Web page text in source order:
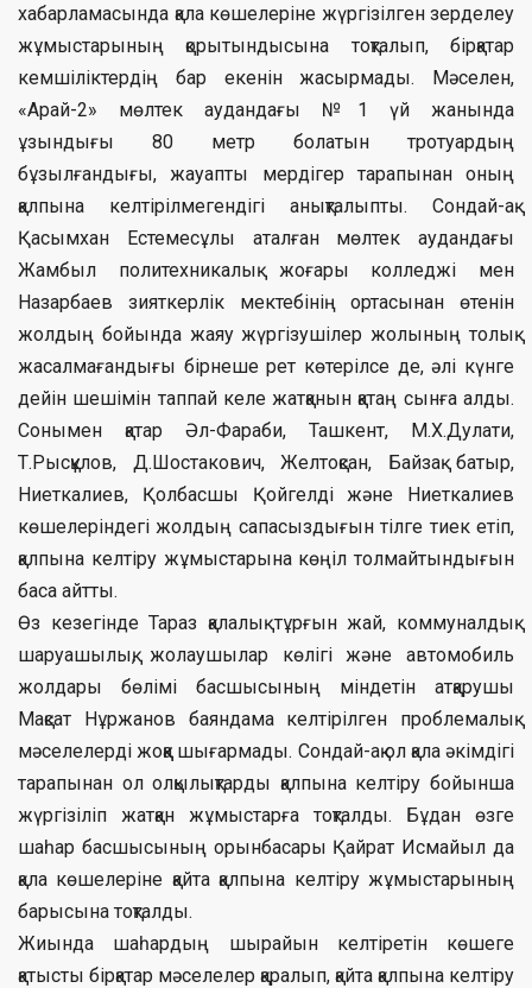
хабарламасында қала көшелеріне жүргізілген зерделеу
жұмыстарының қорытындысына тоқталып, бірқатар
кемшіліктердің бар екенін жасырмады. Мәселен,
«Арай-2» мөлтек аудандағы №1 үй жанында
ұзындығы 80 метр болатын тротуардың
бұзылғандығы, жауапты мердігер тарапынан оның
қалпына келтірілмегендігі анықталыпты. Сондай-ақ
Қасымхан Естемесұлы аталған мөлтек аудандағы
Жамбыл политехникалық жоғары колледжі мен
Назарбаев зияткерлік мектебінің ортасынан өтенін
жолдың бойында жаяу жүргізушілер жолының толық
жасалмағандығы бірнеше рет көтерілсе де, әлі күнге
дейін шешімін таппай келе жатқанын қатаң сынға алды.
Сонымен қатар Әл-Фараби, Ташкент, М.Х.Дулати,
Т.Рысқұлов, Д.Шостакович, Желтоқсан, Байзақ батыр,
Ниеткалиев, Қолбасшы Қойгелді және Ниеткалиев
көшелеріндегі жолдың сапасыздығын тілге тиек етіп,
қалпына келтіру жұмыстарына көңіл толмайтындығын
баса айтты.
Өз кезегінде Тараз қалалық тұрғын жай, коммуналдық
шаруашылық, жолаушылар көлігі және автомобиль
жолдары бөлімі басшысының міндетін атқарушы
Мақсат Нұржанов баяндама келтірілген проблемалық
мәселелерді жоққа шығармады. Сондай-ақ ол қала әкімдігі
тарапынан ол олқылықтарды қалпына келтіру бойынша
жүргізіліп жатқан жұмыстарға тоқталды. Бұдан өзге
шаһар басшысының орынбасары Қайрат Исмайыл да
қала көшелеріне қайта қалпына келтіру жұмыстарының
барысына тоқталды.
Жиында шаһардың шырайын келтіретін көшеге
қатысты бірқатар мәселелер қаралып, қайта қалпына келтіру